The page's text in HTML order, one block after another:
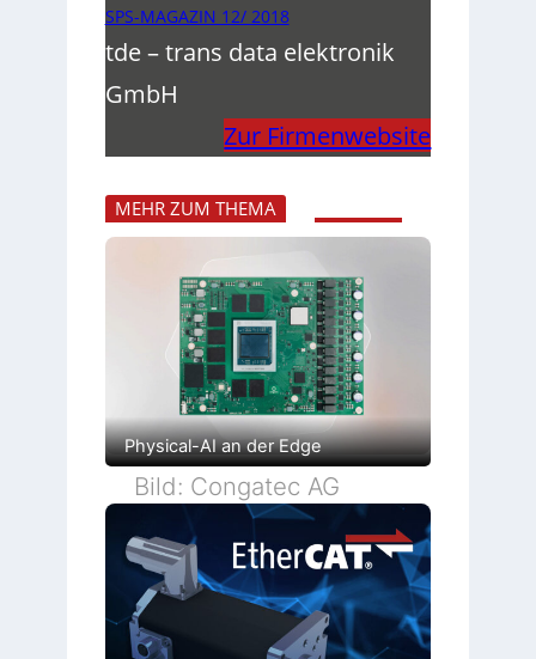
SPS-MAGAZIN 12/ 2018
tde – trans data elektronik
GmbH
Zur Firmenwebsite
MEHR ZUM THEMA
Physical-AI an der Edge
Bild: Congatec AG